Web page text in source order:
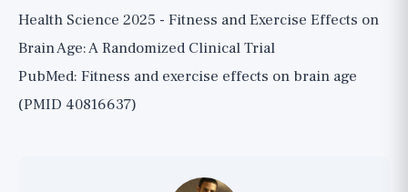
Health Science 2025 - Fitness and Exercise Effects on
Brain Age: A Randomized Clinical Trial
PubMed: Fitness and exercise effects on brain age
(PMID 40816637)